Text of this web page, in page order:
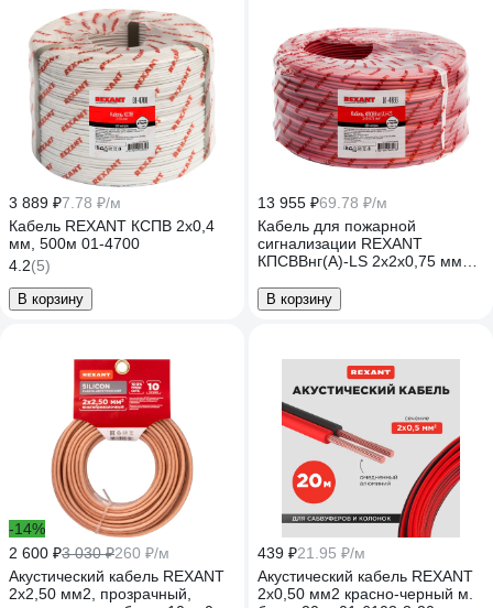
3 889 ₽7.78 ₽/м
Кабель REXANT КСПВ 2х0,4
мм, 500м 01-4700
4.2(5)
В корзину
13 955 ₽69.78 ₽/м
Кабель для пожарной
сигнализации REXANT
КПСВВнг(А)-LS 2x2x0,75 мм2,
В корзину
-14%
2 600 ₽3 030 ₽260 ₽/м
Акустический кабель REXANT
2х2,50 мм2, прозрачный,
439 ₽21.95 ₽/м
Акустический кабель REXANT
2х0,50 мм2 красно-черный м.